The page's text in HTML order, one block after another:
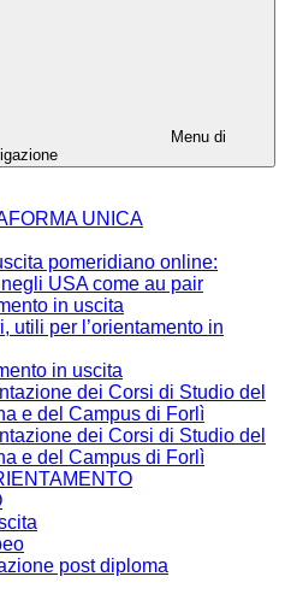
Menu di
UNICA
pomeridiano online:
USA come au pair
in uscita
utili per l’orientamento in
in uscita
dei Corsi di Studio del
e del Campus di Forlì
dei Corsi di Studio del
e del Campus di Forlì
post diploma